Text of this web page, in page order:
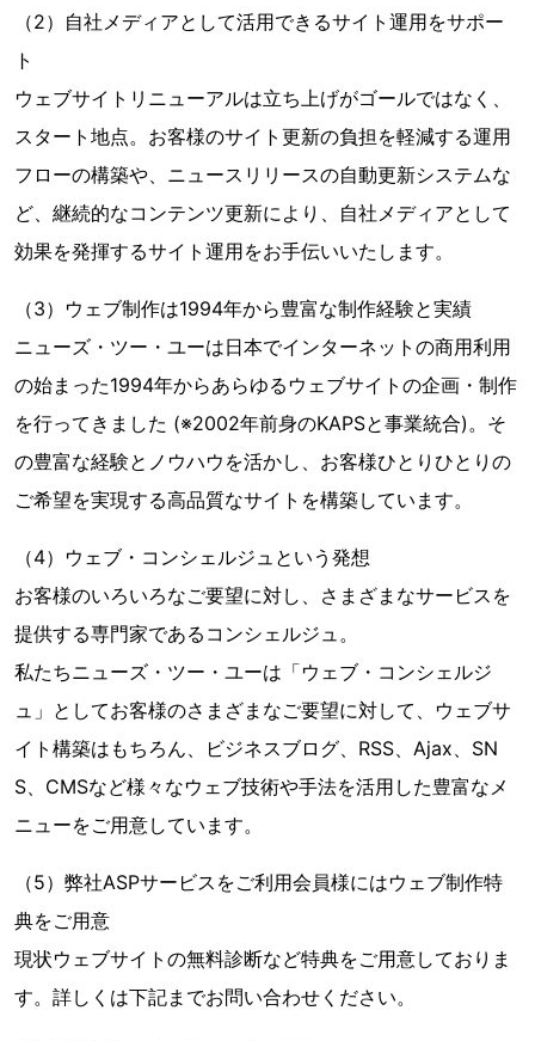
（2）自社メディアとして活用できるサイト運用をサポー
ト
ウェブサイトリニューアルは立ち上げがゴールではなく、
スタート地点。お客様のサイト更新の負担を軽減する運用
フローの構築や、ニュースリリースの自動更新システムな
ど、継続的なコンテンツ更新により、自社メディアとして
効果を発揮するサイト運用をお手伝いいたします。
（3）ウェブ制作は1994年から豊富な制作経験と実績
ニューズ・ツー・ユーは日本でインターネットの商用利用
の始まった1994年からあらゆるウェブサイトの企画・制作
を行ってきました (※2002年前身のKAPSと事業統合)。そ
の豊富な経験とノウハウを活かし、お客様ひとりひとりの
ご希望を実現する高品質なサイトを構築しています。
（4）ウェブ・コンシェルジュという発想
お客様のいろいろなご要望に対し、さまざまなサービスを
提供する専門家であるコンシェルジュ。
私たちニューズ・ツー・ユーは「ウェブ・コンシェルジ
ュ」としてお客様のさまざまなご要望に対して、ウェブサ
イト構築はもちろん、ビジネスブログ、RSS、Ajax、SN
S、CMSなど様々なウェブ技術や手法を活用した豊富なメ
ニューをご用意しています。
（5）弊社ASPサービスをご利用会員様にはウェブ制作特
典をご用意
現状ウェブサイトの無料診断など特典をご用意しておりま
す。詳しくは下記までお問い合わせください。